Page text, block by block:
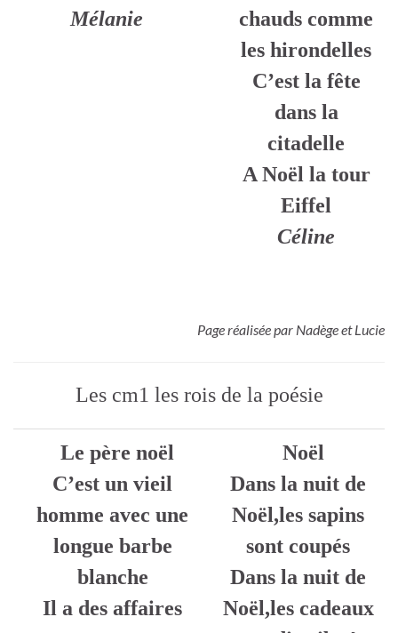
Mélanie
chauds comme
les hirondelles
C’est la fête
dans la
citadelle
A Noël la tour
Eiffel
Céline
Page réalisée par Nadège et Lucie
Les cm1 les rois de la poésie
Le père noël
C’est un vieil
homme avec une
longue barbe
blanche
Il a des affaires
Noël
Dans la nuit de
Noël,les sapins
sont coupés
Dans la nuit de
Noël,les cadeaux